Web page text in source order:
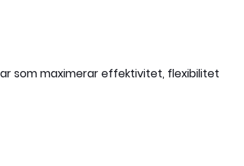
som maximerar effektivitet, flexibilitet